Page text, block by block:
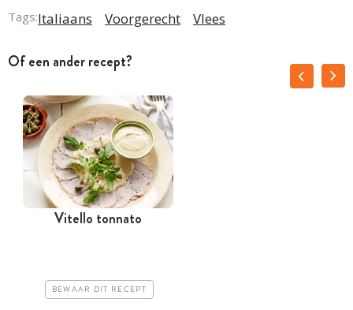
Tags:Italiaans Voorgerecht Vlees
Of een ander recept?
Vitello tonnato
BEWAAR DIT RECEPT